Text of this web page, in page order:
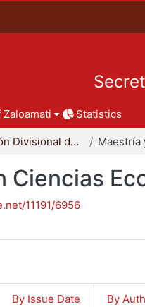
Zaloamati Statistics
Coordinación Divisional de Posgrado
Ciencias
11191/6956
By Issue Date By